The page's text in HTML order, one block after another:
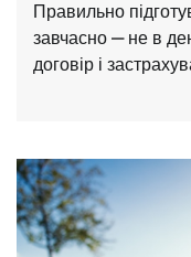
Правильно
завчасно — не в
договір і